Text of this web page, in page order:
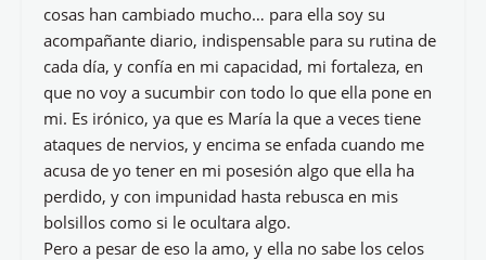
cosas han cambiado mucho… para ella soy su
acompañante diario, indispensable para su rutina de
cada día, y confía en mi capacidad, mi fortaleza, en
que no voy a sucumbir con todo lo que ella pone en
mi. Es irónico, ya que es María la que a veces tiene
ataques de nervios, y encima se enfada cuando me
acusa de yo tener en mi posesión algo que ella ha
perdido, y con impunidad hasta rebusca en mis
bolsillos como si le ocultara algo.
Pero a pesar de eso la amo, y ella no sabe los celos